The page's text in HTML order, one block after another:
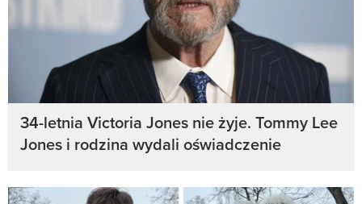
34-letnia Victoria Jones nie żyje. Tommy Lee
Jones i rodzina wydali oświadczenie